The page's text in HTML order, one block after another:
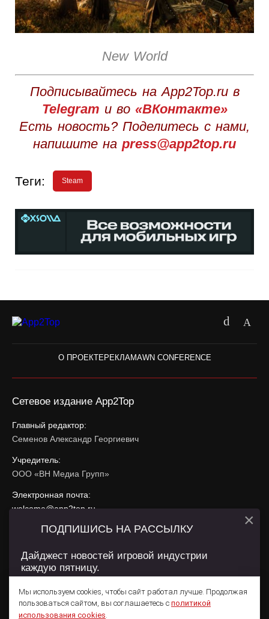
New World
Подписывайтесь на App2Top.ru в
Telegram и во «ВКонтакте»
Есть новость? Поделитесь с нами,
напишите на press@app2top.ru
Теги: Steam
О ПРОЕКТЕ РЕКЛАМАWN CONFERENCE
Сетевое издание App2Top
Главный редактор:
Семенов Александр Георгиевич
Учредитель:
ООО «ВН Медиа Групп»
Электронная почта:
welcome@app2top.ru
При использовании материалов активная ссылка на
Сайт использует IP адреса, cookie, данные геолокации
использования содержатся вПолитике конфиденциальностии
Пользовательском соглашении .
Мы используем cookies, чтобы сайт работал лучше. Продолжая
пользоваться сайтом, вы соглашаетесь с политикой
использования cookies.
ПОДПИШИСЬ НА РАССЫЛКУ
Дайджест новостей игровой индустрии
каждую пятницу.
×